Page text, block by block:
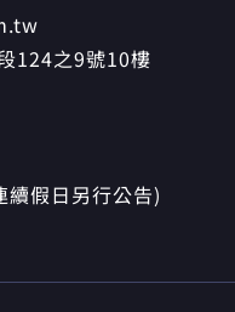
124之9號10樓
假日另行公告)